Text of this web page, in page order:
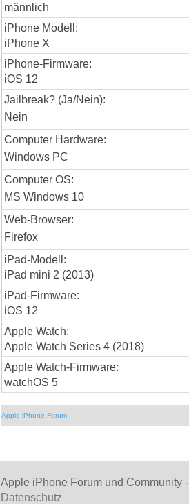
männlich
iPhone Modell:
iPhone X
iPhone-Firmware:
iOS 12
Jailbreak? (Ja/Nein):
Nein
Computer Hardware:
Windows PC
Computer OS:
MS Windows 10
Web-Browser:
Firefox
iPad-Modell:
iPad mini 2 (2013)
iPad-Firmware:
iOS 12
Apple Watch:
Apple Watch Series 4 (2018)
Apple Watch-Firmware:
watchOS 5
Apple iPhone Forum
Apple iPhone Forum und Community -
Datenschutz